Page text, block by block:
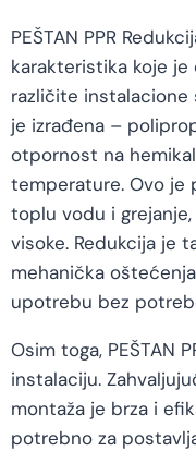
PEŠTAN PPR
karakteristika koje
različite instalacione
je izrađena –
otpornost na
temperature. Ovo je
toplu vodu i
visoke. Redukcija je
mehanička
upotrebu bez
Osim toga, PEŠTAN
instalaciju.
montaža je brza i
potrebno za